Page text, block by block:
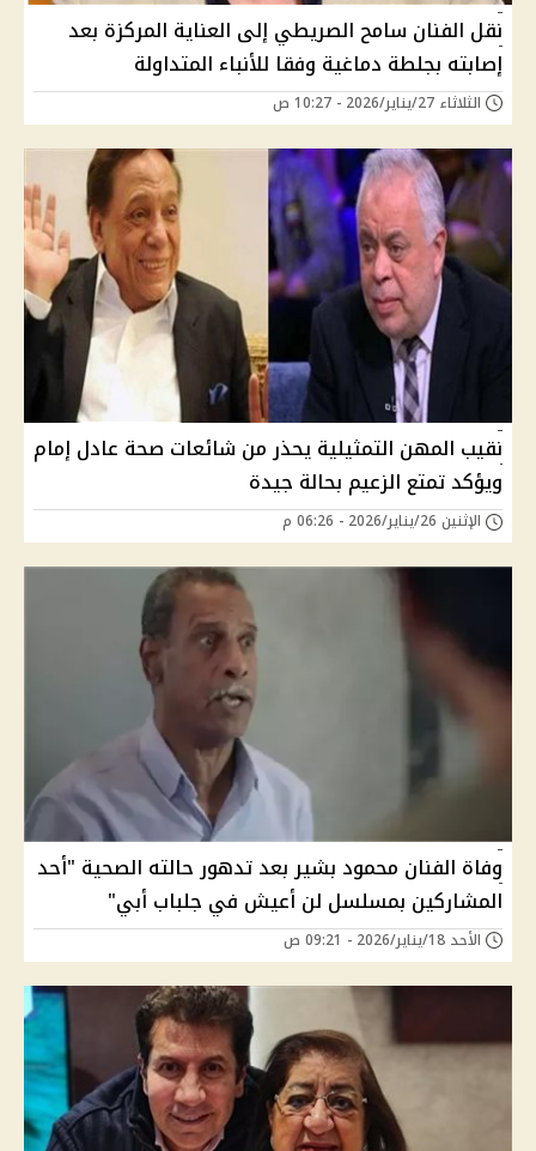
نقل الفنان سامح الصريطي إلى العناية المركزة بعد
إصابته بجلطة دماغية وفقا للأنباء المتداولة
الثلاثاء 27/يناير/2026 - 10:27 ص
نقيب المهن التمثيلية يحذر من شائعات صحة عادل إمام
ويؤكد تمتع الزعيم بحالة جيدة
الإثنين 26/يناير/2026 - 06:26 م
وفاة الفنان محمود بشير بعد تدهور حالته الصحية "أحد
المشاركين بمسلسل لن أعيش في جلباب أبي"
الأحد 18/يناير/2026 - 09:21 ص